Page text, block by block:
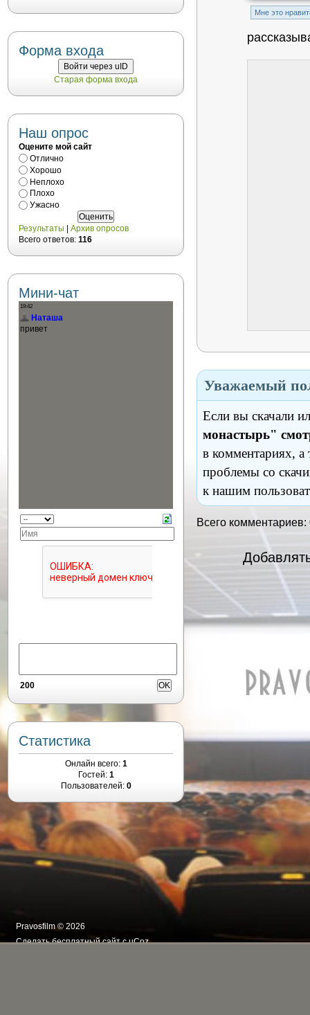
Mне это
Уважаемый
Если вы скачали
монастырь"
в комментариях, а
проблемы со
к нашим
Всего комментариев:
Форма входа
Войти через uID
Старая форма входа
Наш опрос
Оцените мой сайт
Отлично
Хорошо
Неплохо
Плохо
Ужасно
Результаты
Архив опросов
Всего ответов: 116
Мини-чат
200
Статистика
Онлайн всего: 1
Гостей: 1
Пользователей: 0
Pravosfilm © 2026
Сделатьбесплатный сайтсuCoz